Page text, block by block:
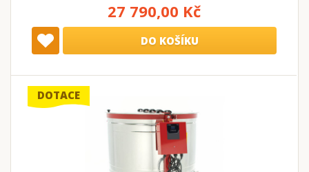
27 790,00 Kč
DO KOŠÍKU
DOTACE